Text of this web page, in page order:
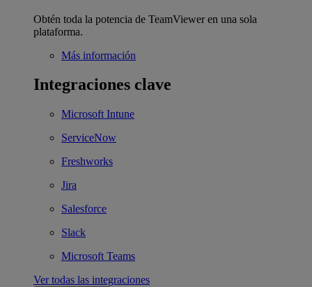
Obtén toda la potencia de TeamViewer en una sola
plataforma.
Más información
Integraciones clave
Microsoft Intune
ServiceNow
Freshworks
Jira
Salesforce
Slack
Microsoft Teams
Ver todas las integraciones